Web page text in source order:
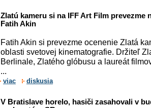
Zlatú kameru si na IFF Art Film prevezme
Fatih Akin
Fatih Akin si prevezme ocenenie Zlatá
oblasti svetovej kinematografie. Držiteľ
Berlinale, Zlatého glóbusu a laureát
...
viac diskusia
V Bratislave horelo, hasiči zasahovali v